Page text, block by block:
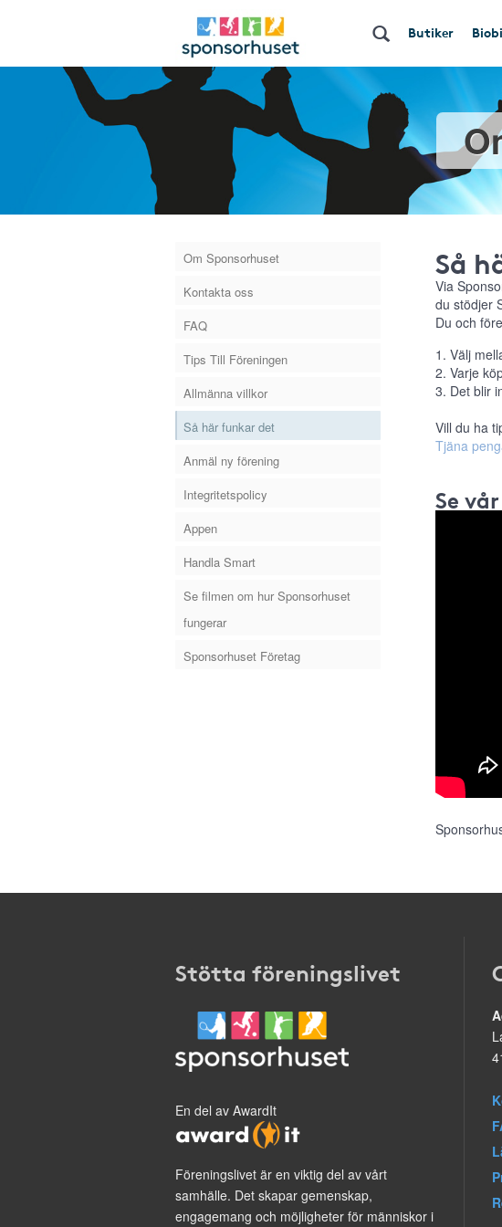
Butiker
Om Sponsorhuset
Kontakta oss
FAQ
Tips Till Föreningen
Allmänna villkor
Så här funkar det
Anmäl ny förening
Integritetspolicy
Appen
Handla Smart
Se filmen om hur Sponsorhuset
fungerar
Sponsorhuset Företag
Så
Via
du stödjer
Du och
1. Välj
2. Varje
3. Det blir
Vill du ha
Tjäna
Se
Stötta föreningslivet
En del av AwardIt
Föreningslivet är en viktig del av vårt
samhälle. Det skapar gemenskap,
engagemang och möjligheter för människor i